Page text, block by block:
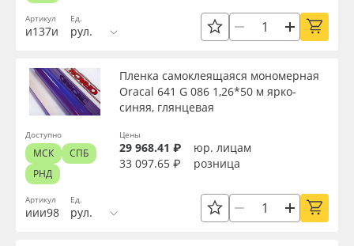
Артикул
и137и
Ед.
рул.
Артикул
иии98
Пленка самоклеящаяся мономерная
Oracal 641 G 086 1,26*50 м ярко-
синяя, глянцевая
Ед.
рул.
Цены
29 968.41 ₽
юр. лицам
33 097.65 ₽
розница
Доступно
МСК
СПБ
РНД